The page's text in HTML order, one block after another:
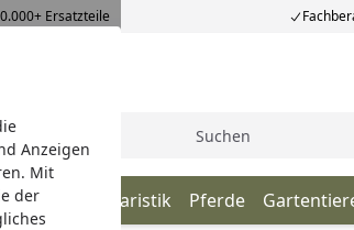
Anzeigen
Mit
der
Ersatzteile
Suche
Vögel Aquaristik Pferde